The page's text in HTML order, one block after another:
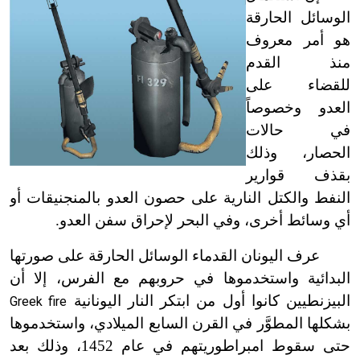
الوسائل الحارقة
هو أمر معروف
منذ القدم
للقضاء على
العدو وخصوصاً
في حالات
الحصار، وذلك
بقذف قوارير
النفط والكتل النارية على حصون العدو بالمنجنيقات أو
أي وسائط أخرى، وفي البحر لإحراق سفن العدو.
عرف اليونان القدماء الوسائل الحارقة على صورتها
البدائية واستخدموها في حروبهم مع الفرس، إلا أن
البيزنطيين كانوا أول من ابتكر النار اليونانية Greek fire
بشكلها المطوَّر في القرن السابع الميلادي، واستخدموها
حتى سقوط امبراطوريتهم في عام 1452، وذلك بعد